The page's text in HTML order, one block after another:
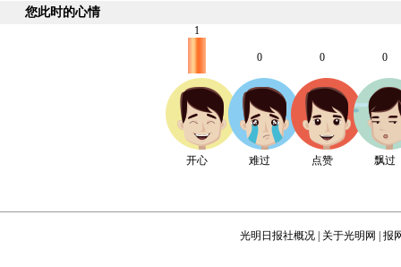
您此时的心情
1
开心
0
难过
0
点赞
0
飘过
光明日报社概况 关于光明网 报